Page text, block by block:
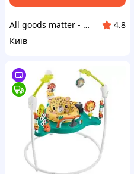
All goods matter - актуальные товары на каждый день
4.8
Київ